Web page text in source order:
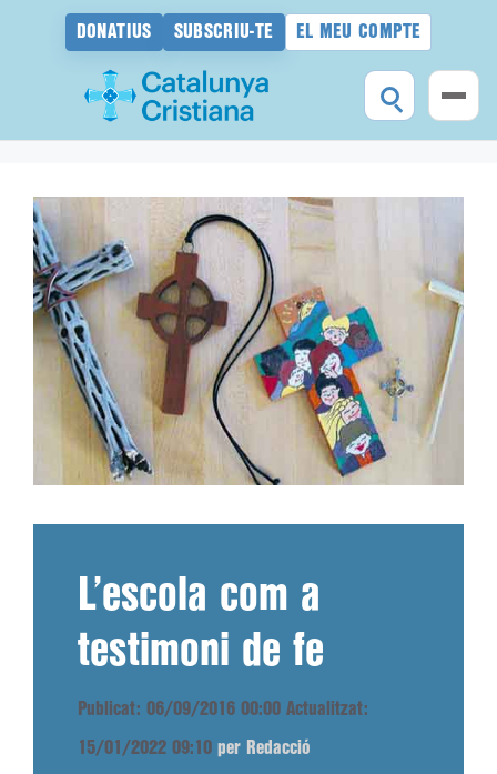
DONATIUS SUBSCRIU-TE EL MEU COMPTE
contingut
L’escola com a
testimoni de fe
Publicat: 06/09/2016 00:00 Actualitzat:
15/01/2022 09:10 per Redacció